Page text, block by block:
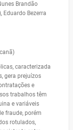
Brandão
Eduardo Bezerra
caracterizada
gera prejuízos
e
trabalhos têm
e variáveis
fraude, porém
rotulados,